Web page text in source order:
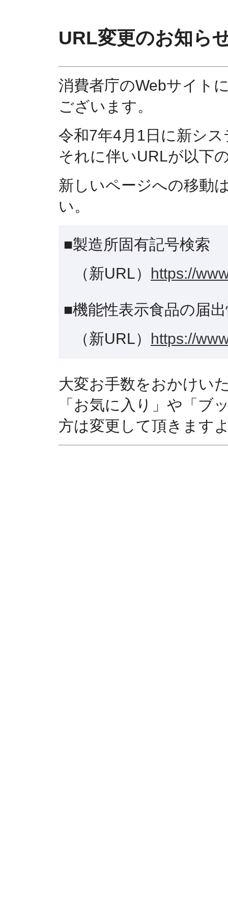
URL変更のお知ら
消費者庁のWebサイト
ございます。
令和7年4月1日に新シ
それに伴いURLが以下
新しいページへの移動
い。
■製造所固有記号検索
（新URL） https://
■機能性表示食品の届
（新URL） https://
大変お手数をおかけい
「お気に入り」や「ブ
方は変更して頂きます